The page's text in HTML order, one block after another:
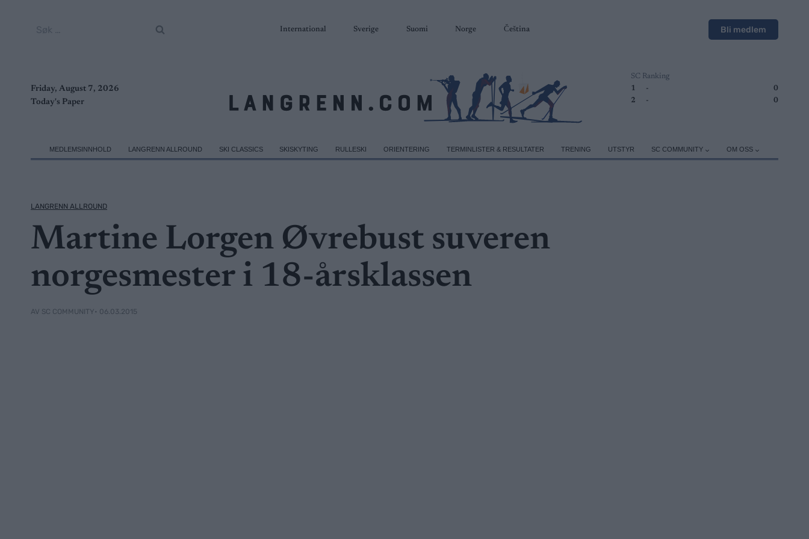
International Sverige Suomi Norge Čeština Bli medlem
Friday, August 7, 2026
Today's Paper
SC Ranking
1
-
0
2
- 0
MEDLEMSINNHOLD LANGRENN ALLROUND SKI CLASSICS SKISKYTING RULLESKI ORIENTERING TERMINLISTER & RESULTATER TRENING UTSTYR SC COMMUNITY OM OSS
LANGRENN ALLROUND
Martine Lorgen Øvrebust suveren
norgesmester i 18-årsklassen
AV SC COMMUNITY• 06.03.2015